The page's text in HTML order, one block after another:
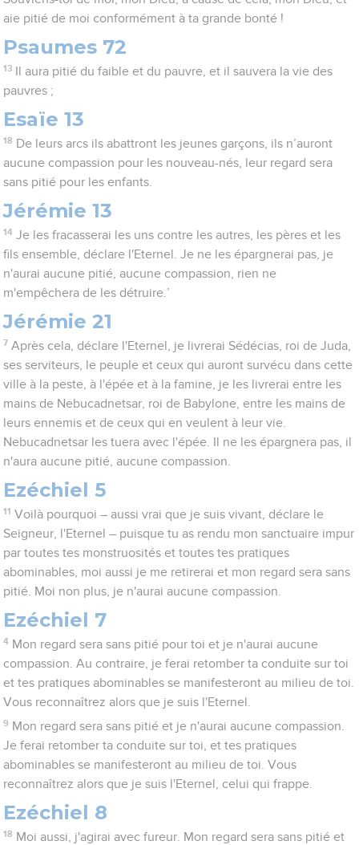
aie pitié de moi conformément à ta grande bonté !
Psaumes 72
13
Il aura pitié du faible et du pauvre, et il sauvera la vie des
pauvres ;
Esaïe 13
18 De leurs arcs ils abattront les jeunes garçons, ils n’auront
aucune compassion pour les nouveau-nés, leur regard sera
sans pitié pour les enfants.
Jérémie 13
14 Je les fracasserai les uns contre les autres, les pères et les
fils ensemble, déclare l'Eternel. Je ne les épargnerai pas, je
n'aurai aucune pitié, aucune compassion, rien ne
m'empêchera de les détruire.’
Jérémie 21
7 Après cela, déclare l'Eternel, je livrerai Sédécias, roi de Juda,
ses serviteurs, le peuple et ceux qui auront survécu dans cette
ville à la peste, à l'épée et à la famine, je les livrerai entre les
mains de Nebucadnetsar, roi de Babylone, entre les mains de
leurs ennemis et de ceux qui en veulent à leur vie.
Nebucadnetsar les tuera avec l'épée. Il ne les épargnera pas, il
n'aura aucune pitié, aucune compassion.
Ezéchiel 5
11 Voilà pourquoi – aussi vrai que je suis vivant, déclare le
Seigneur, l'Eternel – puisque tu as rendu mon sanctuaire impur
par toutes tes monstruosités et toutes tes pratiques
abominables, moi aussi je me retirerai et mon regard sera sans
pitié. Moi non plus, je n'aurai aucune compassion.
Ezéchiel 7
4 Mon regard sera sans pitié pour toi et je n'aurai aucune
compassion. Au contraire, je ferai retomber ta conduite sur toi
et tes pratiques abominables se manifesteront au milieu de toi.
Vous reconnaîtrez alors que je suis l'Eternel.
9 Mon regard sera sans pitié et je n'aurai aucune compassion.
Je ferai retomber ta conduite sur toi, et tes pratiques
abominables se manifesteront au milieu de toi. Vous
reconnaîtrez alors que je suis l'Eternel, celui qui frappe.
Ezéchiel 8
18 Moi aussi, j'agirai avec fureur. Mon regard sera sans pitié et